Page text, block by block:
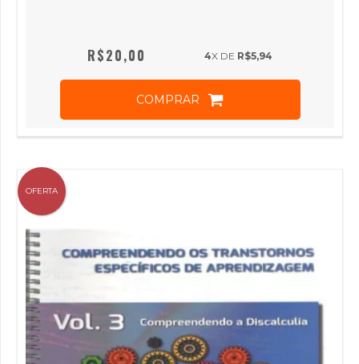
R$20,00 4X DE R$5,94
COMPRAR
OFERTA